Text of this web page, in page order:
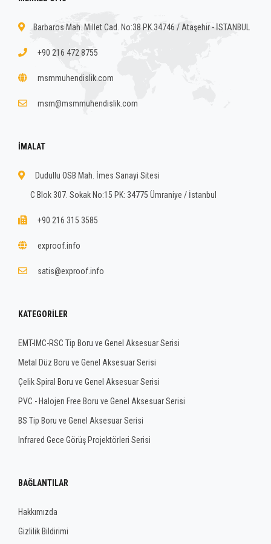
Barbaros Mah. Millet Cad. No:38 PK.34746 / Ataşehir - İSTANBUL
+90 216 472 8755
msmmuhendislik.com
msm@msmmuhendislik.com
İMALAT
Dudullu OSB Mah. İmes Sanayi Sitesi
C Blok 307. Sokak No:15 PK: 34775 Ümraniye / İstanbul
+90 216 315 3585
exproof.info
satis@exproof.info
KATEGORILER
EMT-IMC-RSC Tip Boru ve Genel Aksesuar Serisi
Metal Düz Boru ve Genel Aksesuar Serisi
Çelik Spiral Boru ve Genel Aksesuar Serisi
PVC - Halojen Free Boru ve Genel Aksesuar Serisi
BS Tip Boru ve Genel Aksesuar Serisi
Infrared Gece Görüş Projektörleri Serisi
BAĞLANTILAR
Hakkımızda
Gizlilik Bildirimi